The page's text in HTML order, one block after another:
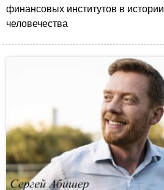
финансовых институтов в истории
человечества